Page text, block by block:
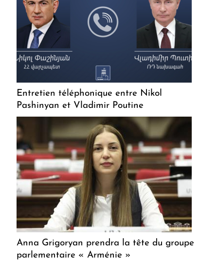
Entretien téléphonique entre Nikol
Pashinyan et Vladimir Poutine
Anna Grigoryan prendra la tête du groupe
parlementaire « Arménie »